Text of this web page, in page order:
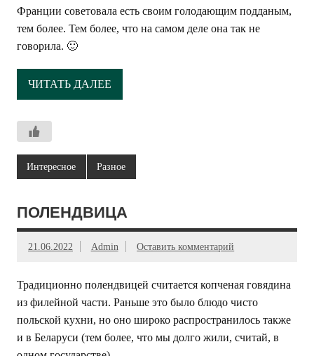
Франции советовала есть своим голодающим подданым,
тем более. Тем более, что на самом деле она так не
говорила. 🙂
ЧИТАТЬ ДАЛЕЕ
Интересное Разное
ПОЛЕНДВИЦА
21.06.2022 Admin Оставить комментарий
Традиционно полендвицей считается копченая говядина
из филейной части. Раньше это было блюдо чисто
польской кухни, но оно широко распространилось также
и в Беларуси (тем более, что мы долго жили, считай, в